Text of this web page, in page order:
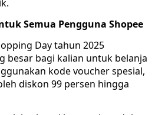
Semua Pengguna Shopee
Day tahun 2025
besar bagi kalian untuk belanja
kode voucher spesial,
diskon 99 persen hingga